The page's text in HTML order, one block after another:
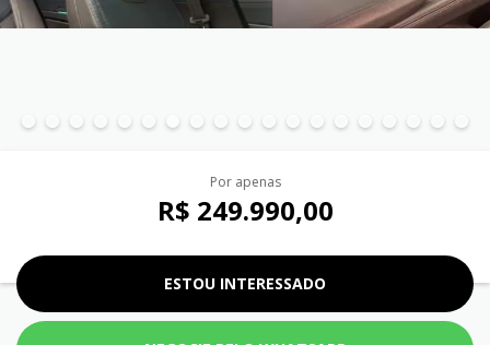
Por apenas
R$ 249.990,00
ESTOU INTERESSADO